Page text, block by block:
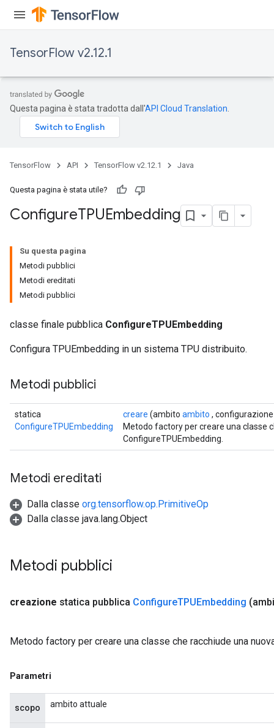
TensorFlow v2.12.1
Questa pagina è stata tradotta dall'API Cloud Translation
TensorFlow API TensorFlow v2.12.1 Java
Questa pagina è stata utile?
ConfigureTPUEmbedding
Su questa pagina
Metodi pubblici
Metodi ereditati
Metodi pubblici
classe finale pubblica ConfigureTPUEmbedding
Configura TPUEmbedding in un sistema TPU distribuito.
Metodi pubblici
statica
ConfigureTPUEmbedding
creare (ambito ambito ,
Metodo factory per creare una classe
ConfigureTPUEmbedding.
Metodi ereditati
Dalla classe org.tensorflow.op.PrimitiveOp
Dalla classe java.lang.Object
Metodi pubblici
creazione statica pubblica ConfigureTPUEmbedding
Metodo factory per creare una classe che racchiude una
Parametri
scopo ambito attuale